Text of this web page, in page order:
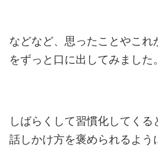
などなど、思ったことやこれ
をずっと口に出してみました。
しばらくして習慣化してくる
話しかけ方を褒められるよう